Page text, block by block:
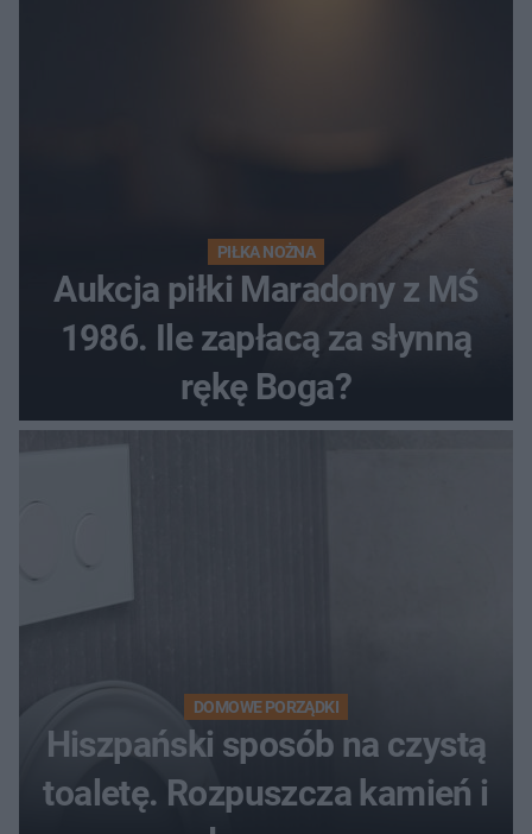
PIŁKA NOŻNA
Aukcja piłki Maradony z MŚ
1986. Ile zapłacą za słynną
rękę Boga?
DOMOWE PORZĄDKI
Hiszpański sposób na czystą
toaletę. Rozpuszcza kamień i